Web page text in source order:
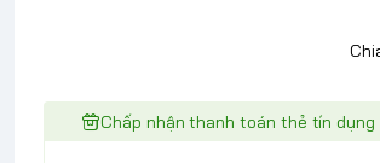
Chấp nhận thanh toán thẻ tín dụng